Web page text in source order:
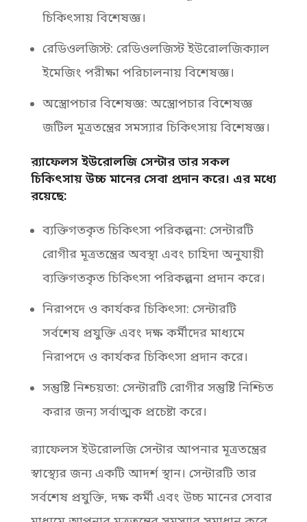
চিকিৎসায় বিশেষজ্ঞ।
রেডিওলজিস্ট: রেডিওলজিস্ট ইউরোলজিক্যাল
ইমেজিং পরীক্ষা পরিচালনায় বিশেষজ্ঞ।
অস্ত্রোপচার বিশেষজ্ঞ: অস্ত্রোপচার বিশেষজ্ঞ
জটিল মূত্রতন্ত্রের সমস্যার চিকিৎসায় বিশেষজ্ঞ।
র‌্যাফেলস ইউরোলজি সেন্টার তার সকল
চিকিৎসায় উচ্চ মানের সেবা প্রদান করে। এর মধ্যে
রয়েছে:
ব্যক্তিগতকৃত চিকিৎসা পরিকল্পনা: সেন্টারটি
রোগীর মূত্রতন্ত্রের অবস্থা এবং চাহিদা অনুযায়ী
ব্যক্তিগতকৃত চিকিৎসা পরিকল্পনা প্রদান করে।
নিরাপদে ও কার্যকর চিকিৎসা: সেন্টারটি
সর্বশেষ প্রযুক্তি এবং দক্ষ কর্মীদের মাধ্যমে
নিরাপদে ও কার্যকর চিকিৎসা প্রদান করে।
সন্তুষ্টি নিশ্চয়তা: সেন্টারটি রোগীর সন্তুষ্টি নিশ্চিত
করার জন্য সর্বাত্মক প্রচেষ্টা করে।
র‌্যাফেলস ইউরোলজি সেন্টার আপনার মূত্রতন্ত্রের
স্বাস্থ্যের জন্য একটি আদর্শ স্থান। সেন্টারটি তার
সর্বশেষ প্রযুক্তি, দক্ষ কর্মী এবং উচ্চ মানের সেবার